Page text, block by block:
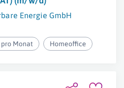
Energie GmbH
pro Monat Homeoffice